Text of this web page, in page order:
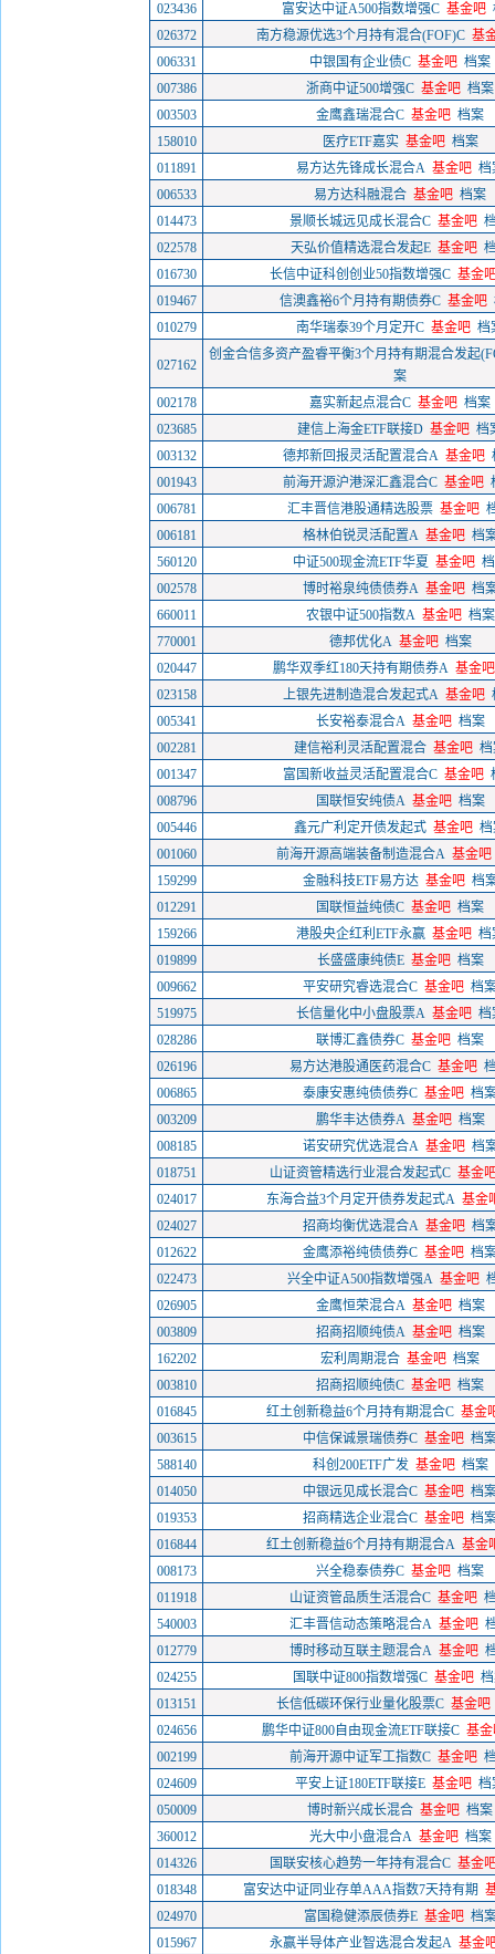
023436 富安达中证A500指数增强C 基金吧
026372
南方稳源优选3个月持有混合(FOF)C 基
006331
中银国有企业债C 基金吧 档案
007386
浙商中证500增强C 基金吧 档案
003503
金鹰鑫瑞混合C 基金吧 档案
158010
医疗ETF嘉实 基金吧 档案
011891
易方达先锋成长混合A 基金吧 档
006533
易方达科融混合 基金吧 档案
014473
景顺长城远见成长混合C 基金吧
022578
天弘价值精选混合发起E 基金吧
016730
长信中证科创创业50指数增强C 基金
019467
信澳鑫裕6个月持有期债券C 基金吧
010279
南华瑞泰39个月定开C 基金吧 档
027162
创金合信多资产盈睿平衡3个月持有期混合发起
案
002178
嘉实新起点混合C 基金吧 档案
023685
建信上海金ETF联接D 基金吧 档
003132
德邦新回报灵活配置混合A 基金吧
001943
前海开源沪港深汇鑫混合C 基金吧
006781
汇丰晋信港股通精选股票 基金吧
006181
格林伯锐灵活配置A 基金吧 档
560120
中证500现金流ETF华夏 基金吧
002578
博时裕泉纯债债券A 基金吧 档
660011
农银中证500指数A 基金吧 档案
770001
德邦优化A 基金吧 档案
020447
鹏华双季红180天持有期债券A 基金吧
023158
上银先进制造混合发起式A 基金吧
005341
长安裕泰混合A 基金吧 档案
002281
建信裕利灵活配置混合 基金吧
001347
富国新收益灵活配置混合C 基金吧
008796
国联恒安纯债A 基金吧 档案
005446
鑫元广利定开债发起式 基金吧
001060
前海开源高端装备制造混合A 基金吧
159299
金融科技ETF易方达 基金吧 档
012291
国联恒益纯债C 基金吧 档案
159266
港股央企红利ETF永赢 基金吧 档
019899
长盛盛康纯债E 基金吧 档案
009662
平安研究睿选混合C 基金吧 档
519975
长信量化中小盘股票A 基金吧 档
028286
联博汇鑫债券C 基金吧 档案
026196
易方达港股通医药混合C 基金吧
006865
泰康安惠纯债债券C 基金吧 档
003209
鹏华丰达债券A 基金吧 档案
008185
诺安研究优选混合A 基金吧 档
018751
山证资管精选行业混合发起式C 基金
024017
东海合益3个月定开债券发起式A 基金
024027
招商均衡优选混合A 基金吧 档
012622
金鹰添裕纯债债券C 基金吧 档
022473
兴全中证A500指数增强A 基金吧
026905
金鹰恒荣混合A 基金吧 档案
003809
招商招顺纯债A 基金吧 档案
162202
宏利周期混合 基金吧 档案
003810
招商招顺纯债C 基金吧 档案
016845
红土创新稳益6个月持有期混合C 基金
003615
中信保诚景瑞债券C 基金吧 档
588140
科创200ETF广发 基金吧 档案
014050
中银远见成长混合C 基金吧 档
019353
招商精选企业混合C 基金吧 档
016844
红土创新稳益6个月持有期混合A 基金
008173
兴全稳泰债券C 基金吧 档案
011918
山证资管品质生活混合C 基金吧
540003
汇丰晋信动态策略混合A 基金吧
012779
博时移动互联主题混合A 基金吧
024255
国联中证800指数增强C 基金吧
013151
长信低碳环保行业量化股票C 基金吧
024656
鹏华中证800自由现金流ETF联接C 基金
002199
前海开源中证军工指数C 基金吧
024609
平安上证180ETF联接E 基金吧 档
050009
博时新兴成长混合 基金吧 档案
360012
光大中小盘混合A 基金吧 档案
014326
国联安核心趋势一年持有混合C 基金
018348
富安达中证同业存单AAA指数7天持有期
024970
富国稳健添辰债券E 基金吧 档
015967
永赢半导体产业智选混合发起A 基金